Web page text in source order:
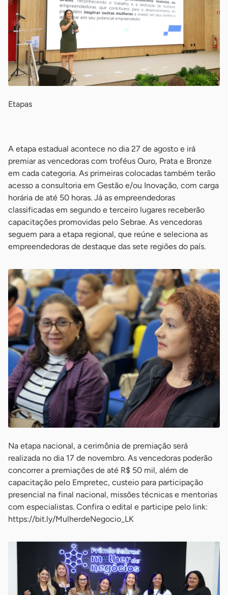
Etapas
A etapa estadual acontece no dia 27 de agosto e irá
premiar as vencedoras com troféus Ouro, Prata e Bronze
em cada categoria. As primeiras colocadas também terão
acesso a consultoria em Gestão e/ou Inovação, com carga
horária de até 50 horas. Já as empreendedoras
classificadas em segundo e terceiro lugares receberão
capacitações promovidas pelo Sebrae. As vencedoras
seguem para a etapa regional, que reúne e seleciona as
empreendedoras de destaque das sete regiões do país.
Na etapa nacional, a cerimônia de premiação será
realizada no dia 17 de novembro. As vencedoras poderão
concorrer a premiações de até R$ 50 mil, além de
capacitação pelo Empretec, custeio para participação
presencial na final nacional, missões técnicas e mentorias
com especialistas. Confira o edital e participe pelo link:
https://bit.ly/MulherdeNegocio_LK